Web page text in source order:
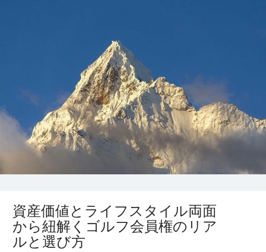
資産価値とライフスタイル両面
から紐解くゴルフ会員権のリア
ルと選び方